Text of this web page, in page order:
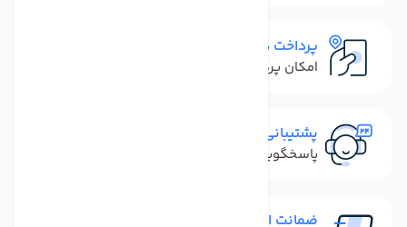
پرداخت در محل
امکان پرداخت کل فاکتور در محل
پشتیبانی سریع
پاسخگویی سریع به تماس‌ها و پیام‌ها
ضمانت اصل بودن کالا